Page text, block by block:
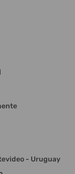
- Uruguay